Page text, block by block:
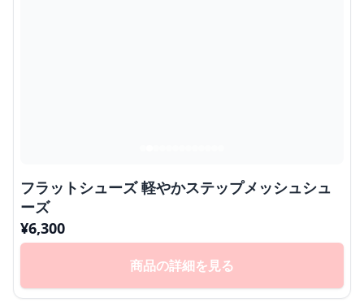
フラットシューズ 軽やかステップメッシュシュ
ーズ
¥6,300
商品の詳細を見る